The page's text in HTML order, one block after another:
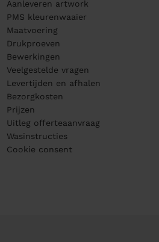
Aanleveren artwork
PMS kleurenwaaier
Maatvoering
Drukproeven
Bewerkingen
Veelgestelde vragen
Levertijden en afhalen
Bezorgkosten
Prijzen
Uitleg offerteaanvraag
Wasinstructies
Cookie consent